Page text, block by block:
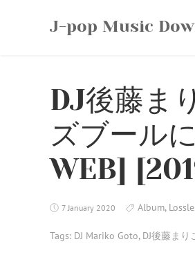
J-pop Music
DJ後藤ま
ズブール
WEB]
7 January 2020 Album,
Tags: DJ Mariko Goto, DJ後藤まり